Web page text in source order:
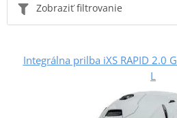
Zobraziť filtrovanie
Integrálna prilba iXS RAPID 2.0
L